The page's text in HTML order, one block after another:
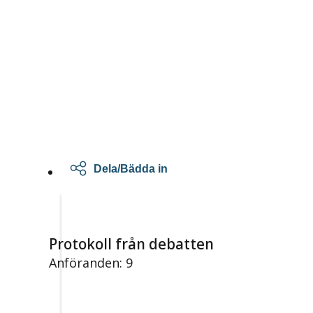
Dela/Bädda in
Protokoll från debatten
Anföranden: 9